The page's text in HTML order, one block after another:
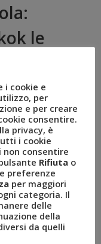
le
,BELPAESE,
,
,MANÉ,
,
,VIENNA
e a San
con romantiche
proprietà
i cookie e
per
e per creare
consentire.
privacy, è
i cookie
non consentire
Rifiuta o
preferenze
per maggiori
categoria. Il
delle
della
da quelli